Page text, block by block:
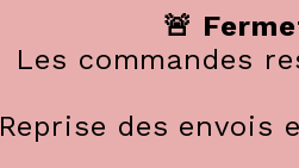
🚨
Les commandes
Reprise des envois